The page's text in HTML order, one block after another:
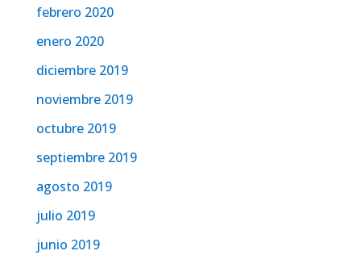
febrero 2020
enero 2020
diciembre 2019
noviembre 2019
octubre 2019
septiembre 2019
agosto 2019
julio 2019
junio 2019